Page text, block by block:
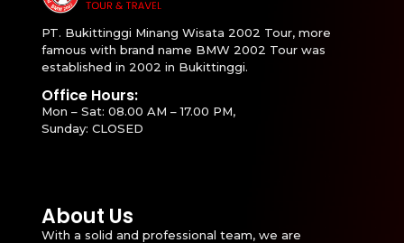
PT. Bukittinggi Minang Wisata 2002 Tour, more
famous with brand name BMW 2002 Tour was
established in 2002 in Bukittinggi.
Office Hours:
Mon – Sat: 08.00 AM – 17.00 PM,
Sunday: CLOSED
About Us
With a solid and professional team, we are